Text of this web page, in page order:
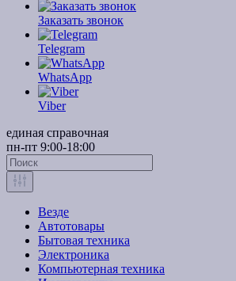
Заказать звонок
Telegram
WhatsApp
Viber
единая справочная
пн-пт 9:00-18:00
Везде
Автотовары
Бытовая техника
Электроника
Компьютерная техника